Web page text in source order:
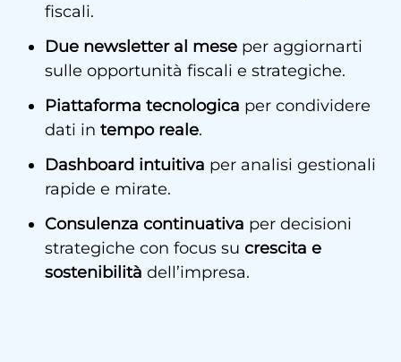
fiscali.
Due newsletter al mese per aggiornarti
sulle opportunità fiscali e strategiche.
Piattaforma tecnologica per condividere
dati in tempo reale.
Dashboard intuitiva per analisi gestionali
rapide e mirate.
Consulenza continuativa per decisioni
strategiche con focus su crescita e
sostenibilità dell’impresa.